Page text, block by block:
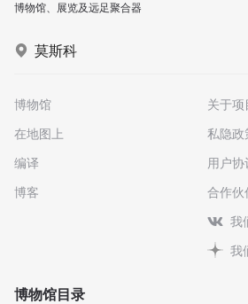
博物馆、展览及远足聚合器
莫斯科
博物馆
在地图上
编译
博客
关于项
私隐政
用户协
合作伙
我
我
博物馆目录